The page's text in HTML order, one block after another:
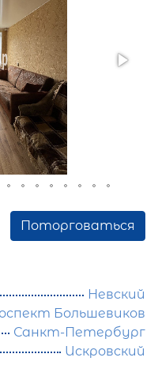
Поторговаться
Невский
Большевиков
Санкт-Петербург
Искровский